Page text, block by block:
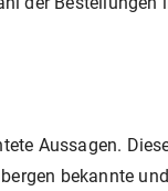
Aussagen.
bekannte